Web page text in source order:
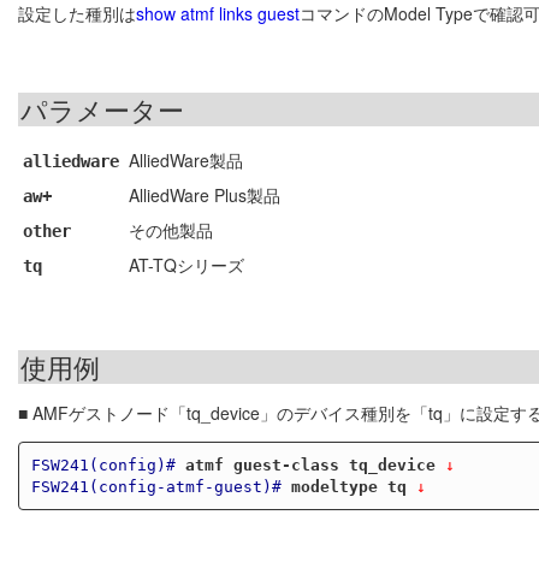
設定した種別はshow atmf links guestコマンドのModel Typeで確認
パラメーター
alliedware AlliedWare製品
aw+ AlliedWare Plus製品
other その他製品
tq AT-TQシリーズ
使用例
■ AMFゲストノード「tq_device」のデバイス種別を「tq」に設定す
FSW241(config)# atmf guest-class tq_device ↓
FSW241(config-atmf-guest)# modeltype tq ↓